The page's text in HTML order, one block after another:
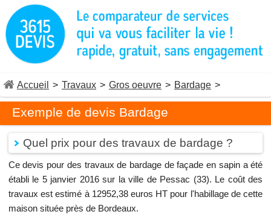
Accueil > Travaux > Gros oeuvre > Bardage >
Exemple de devis Bardage
Quel prix pour des travaux de bardage ?
Ce devis pour des travaux de bardage de façade en sapin a été
établi le 5 janvier 2016 sur la ville de Pessac (33). Le coût des
travaux est estimé à 12952,38 euros HT pour l'habillage de cette
maison située près de Bordeaux.